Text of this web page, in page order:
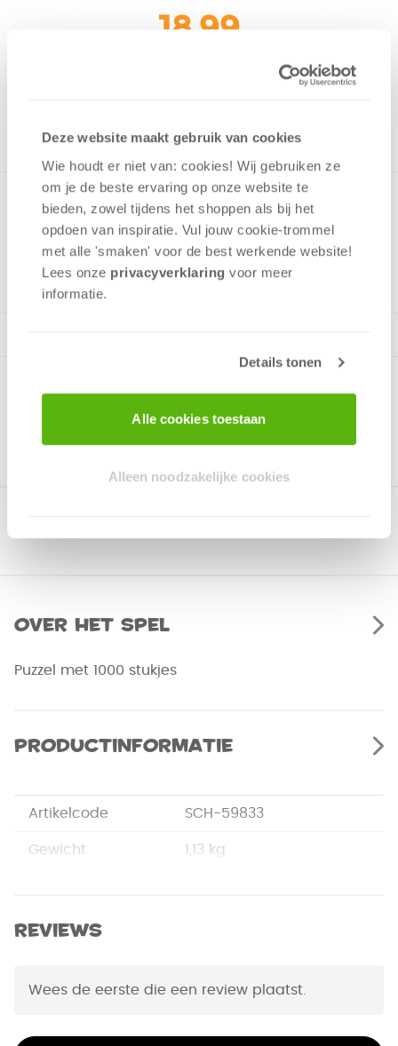
Deze website maakt gebruik van cookies
Wie houdt er niet van: cookies! Wij gebruiken ze
om je de beste ervaring op onze website te
bieden, zowel tijdens het shoppen als bij het
opdoen van inspiratie. Vul jouw cookie-trommel
met alle 'smaken' voor de best werkende website​!
Lees onze privacyverklaring voor meer
informatie.
Details tonen
Alle cookies toestaan
Alleen noodzakelijke cookies
18,99
ONTVANG 180 OVERWINNINGSPUNTEN
v.a. 12 jaar
Over het spel
Puzzel met 1000 stukjes
Productinformatie
Artikelcode SCH-59833
Gewicht 1,13 kg
Afmetingen
Puzzelstukjes 1000
Reviews
Wees de eerste die een review plaatst.